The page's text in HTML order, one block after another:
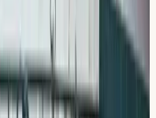
Hallunda centrum runt
Botkyrka.